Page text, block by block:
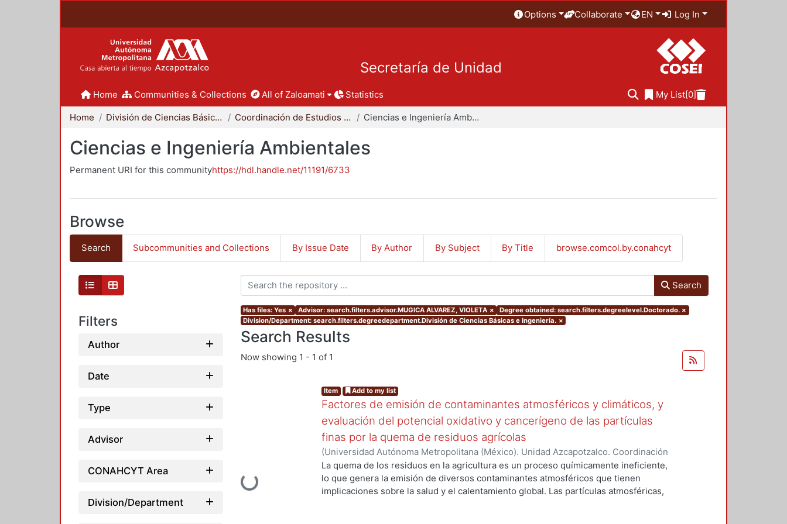
Options Collaborate EN Log In
Secretaría de Unidad
Home Communities & Collections All of Zaloamati Statistics My List[0]
Home División de Ciencias Básicas e Ingeniería Coordinación de Estudios de Posgrado - CBI Ciencias e Ingeniería Ambientales
Ciencias e Ingeniería Ambientales
Permanent URI for this communityhttps://hdl.handle.net/11191/6733
Browse
Search Subcommunities and Collections By Issue Date By Author By Subject By Title browse.comcol.by.conahcyt
Filters
Author
Date
Type
Advisor
CONAHCYT Area
Division/Department
Search
Has files: Yes × Advisor: search.filters.advisor.MUGICA ALVAREZ, VIOLETA × Degree obtained: search.filters.degreelevel.Doctorado. ×
Division/Department: search.filters.degreedepartment.División de Ciencias Básicas e Ingeniería. ×
Search Results
Now showing 1 - 1 of 1
Loading...
Item Add to my list
Factores de emisión de contaminantes atmosféricos y climáticos, y
evaluación del potencial oxidativo y cancerígeno de las partículas
finas por la quema de residuos agrícolas
(Universidad Autónoma Metropolitana (México). Unidad Azcapotzalco. Coordinación
de Servicios de Información.,2017)SANTIAGO DE LA ROSA, NAXIELI
La quema de los residuos en la agricultura es un proceso químicamente ineficiente,
lo que genera la emisión de diversos contaminantes atmosféricos que tienen
implicaciones sobre la salud y el calentamiento global. Las partículas atmosféricas,